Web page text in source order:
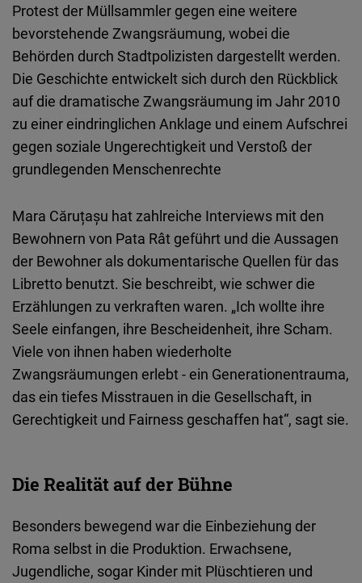
Protest der Müllsammler gegen eine weitere
bevorstehende Zwangsräumung, wobei die
Behörden durch Stadtpolizisten dargestellt werden.
Die Geschichte entwickelt sich durch den Rückblick
auf die dramatische Zwangsräumung im Jahr 2010
zu einer eindringlichen Anklage und einem Aufschrei
gegen soziale Ungerechtigkeit und Verstoß der
grundlegenden Menschenrechte
Mara Căruțașu hat zahlreiche Interviews mit den
Bewohnern von Pata Rât geführt und die Aussagen
der Bewohner als dokumentarische Quellen für das
Libretto benutzt. Sie beschreibt, wie schwer die
Erzählungen zu verkraften waren. „Ich wollte ihre
Seele einfangen, ihre Bescheidenheit, ihre Scham.
Viele von ihnen haben wiederholte
Zwangsräumungen erlebt - ein Generationentrauma,
das ein tiefes Misstrauen in die Gesellschaft, in
Gerechtigkeit und Fairness geschaffen hat“, sagt sie.
Die Realität auf der Bühne
Besonders bewegend war die Einbeziehung der
Roma selbst in die Produktion. Erwachsene,
Jugendliche, sogar Kinder mit Plüschtieren und